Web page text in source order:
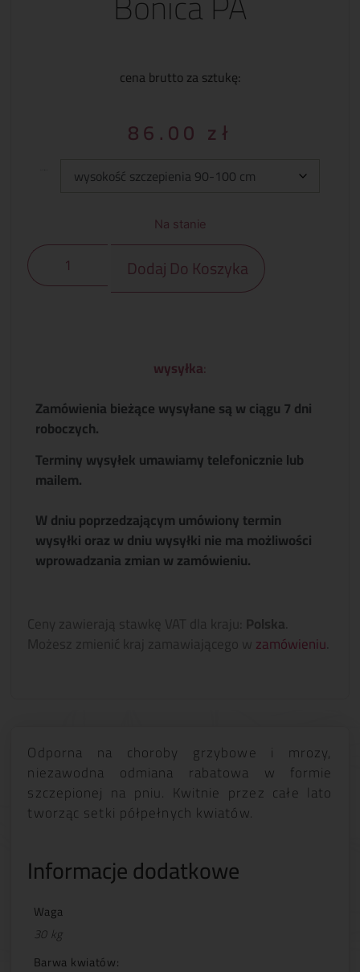
cena brutto za sztukę:
86.00 zł
Na stanie
Dodaj Do Koszyka
wysyłka:
Zamówienia bieżące wysyłane są w ciągu 7 dni
roboczych.
Terminy wysyłek umawiamy telefonicznie lub
mailem.
W dniu poprzedzającym umówiony termin
wysyłki oraz w dniu wysyłki nie ma możliwości
wprowadzania zmian w zamówieniu.
Ceny zawierają stawkę VAT dla kraju: Polska
Możesz zmienić kraj zamawiającego wzamówieniu
Odporna na choroby grzybowe i mrozy,
niezawodna odmiana rabatowa w formie
szczepionej na pniu. Kwitnie przez całe lato
tworząc setki półpełnych kwiatów.
Informacje dodatkowe
Waga
30 kg
Barwa kwiatów: